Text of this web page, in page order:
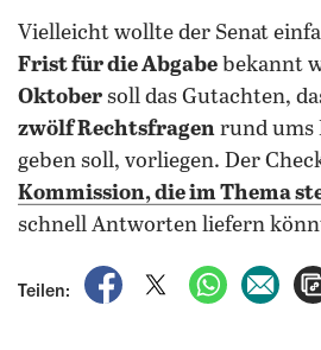
Vielleicht wollte der Senat
Frist für die Abgabe bekannt
Oktober soll das Gutachten,
zwölf Rechtsfragen rund ums
geben soll, vorliegen. Der
Kommission, die im Thema
schnell Antworten liefern
Teilen:
auf Facebook teilen
auf X teilen
per per